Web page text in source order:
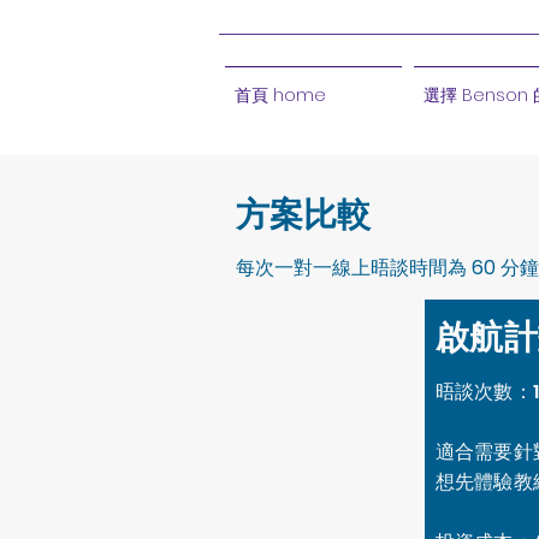
首頁 home 選擇 Benson
方案比較
每次一對一線上晤談時間為 60 分
啟航
晤談次數：1
適合需要
想先體驗